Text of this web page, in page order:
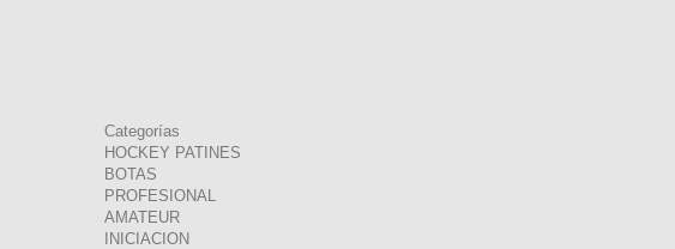
Categorías
HOCKEY PATINES
BOTAS
PROFESIONAL
AMATEUR
INICIACION